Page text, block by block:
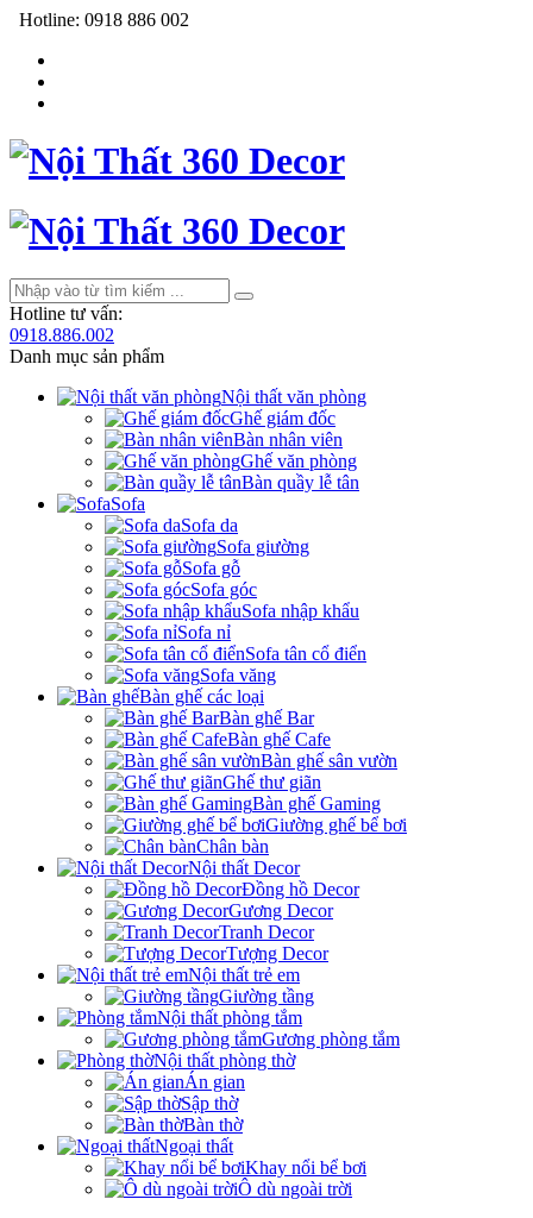
Hotline: 0918 886 002
Hotline tư vấn:
0918.886.002
Danh mục sản phẩm
Nội thất văn phòng
Ghế giám đốc
Bàn nhân viên
Ghế văn phòng
Bàn quầy lễ tân
Sofa
Sofa da
Sofa giường
Sofa gỗ
Sofa góc
Sofa nhập khẩu
Sofa nỉ
Sofa tân cổ điển
Sofa văng
Bàn ghế các loại
Bàn ghế Bar
Bàn ghế Cafe
Bàn ghế sân vườn
Ghế thư giãn
Bàn ghế Gaming
Giường ghế bể bơi
Chân bàn
Nội thất Decor
Đồng hồ Decor
Gương Decor
Tranh Decor
Tượng Decor
Nội thất trẻ em
Giường tầng
Nội thất phòng tắm
Gương phòng tắm
Nội thất phòng thờ
Án gian
Sập thờ
Bàn thờ
Ngoại thất
Khay nổi bể bơi
Ô dù ngoài trời